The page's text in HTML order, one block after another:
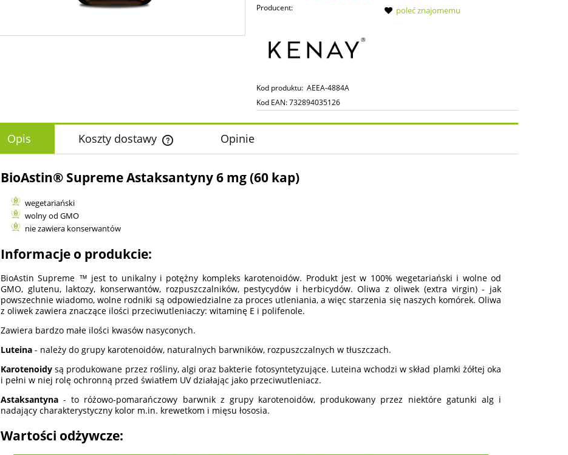
Producent:
Kod produktu: AEEA-4884A
Kod EAN:732894035126
poleć znajomemu
Opis Koszty dostawy
Cena nie zawiera ewentualnych kosztów
płatności
Opinie
BioAstin® Supreme Astaksantyny 6 mg (60 kap)
wegetariański
wolny od GMO
nie zawiera konserwantów
Informacje o produkcie:
BioAstin Supreme ™ jest to unikalny i potężny kompleks karotenoidów. Produkt jest w 100% wegetariański i wolne od
GMO, glutenu, laktozy, konserwantów, rozpuszczalników, pestycydów i herbicydów. Oliwa z oliwek (extra virgin) - jak
powszechnie wiadomo, wolne rodniki są odpowiedzialne za proces utleniania, a więc starzenia się naszych komórek. Oliwa
z oliwek zawiera znaczące ilości przeciwutleniaczy: witaminę E i polifenole.
Zawiera bardzo małe ilości kwasów nasyconych.
Luteina - należy do grupy karotenoidów, naturalnych barwników, rozpuszczalnych w tłuszczach.
Karotenoidy są produkowane przez rośliny, algi oraz bakterie fotosyntetyzujące. Luteina wchodzi w skład plamki żółtej oka
i pełni w niej rolę ochronną przed światłem UV działając jako przeciwutleniacz.
Astaksantyna - to różowo-pomarańczowy barwnik z grupy karotenoidów, produkowany przez niektóre gatunki alg i
nadający charakterystyczny kolor m.in. krewetkom i mięsu łososia.
Wartości odżywcze: